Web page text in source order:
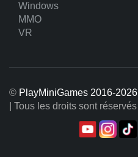
Windows
MMO
VR
© PlayMiniGames 2016-2026
| Tous les droits sont réservés